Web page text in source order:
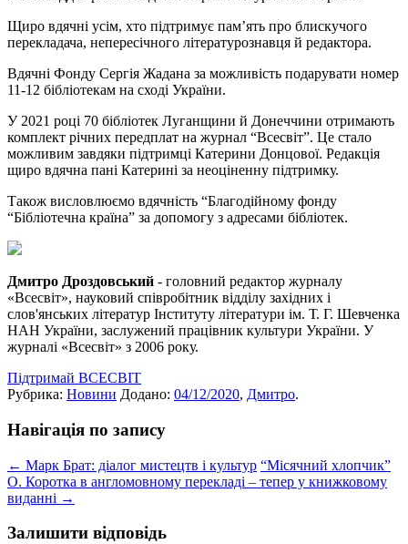
Щиро вдячні усім, хто підтримує пам’ять про блискучого
перекладача, непересічного літературознавця й редактора.
Вдячні Фонду Сергія Жадана за можливість подарувати номер
11-12 бібліотекам на сході України.
У 2021 році 70 бібліотек Луганщини й Донеччини отримають
комплект річних передплат на журнал “Всесвіт”. Це стало
можливим завдяки підтримці Катерини Донцової. Редакція
щиро вдячна пані Катерині за неоціненну підтримку.
Також висловлюємо вдячність “Благодійному фонду
“Бібліотечна країна” за допомогу з адресами бібліотек.
Дмитро Дроздовський - головний редактор журналу
«Всесвіт», науковий співробітник відділу західних і
слов'янських літератур Інституту літератури ім. Т. Г. Шевченка
НАН України, заслужений працівник культури України. У
журналі «Всесвіт» з 2006 року.
Підтримай ВСЕСВІТ
Рубрика: Новини Додано: 04/12/2020, Дмитро.
Навігація по запису
← Марк Брат: діалог мистецтв і культур “Місячний хлопчик”
О. Коротка в англомовному перекладі – тепер у книжковому
виданні →
Залишити відповідь